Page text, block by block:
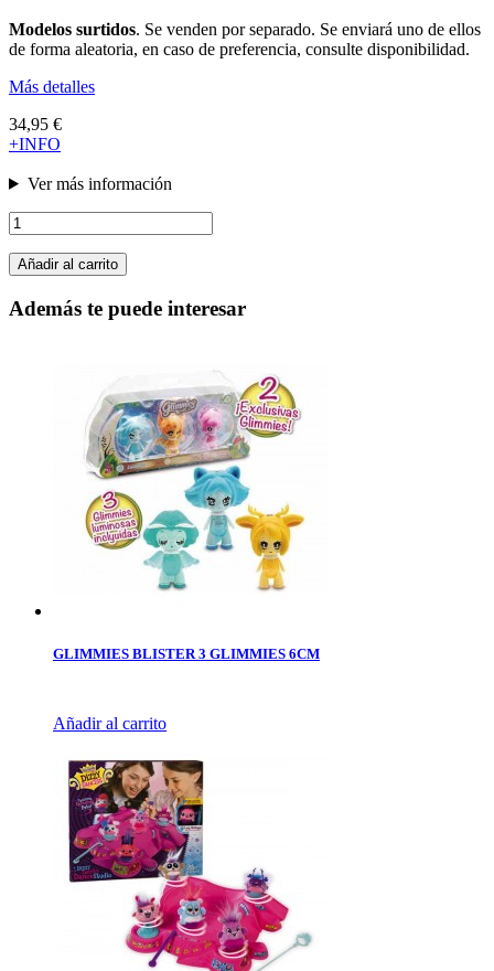
Modelos surtidos. Se venden por separado. Se enviará uno de ellos
de forma aleatoria, en caso de preferencia, consulte disponibilidad.
Más detalles
34,95 €
+INFO
Ver más información
Añadir al carrito
Además te puede interesar
GLIMMIES BLISTER 3 GLIMMIES 6CM
Añadir al carrito